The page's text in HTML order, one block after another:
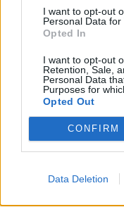
I want to opt-out
Personal Data for
Opted In
I want to opt-out
Retention, Sale,
Personal Data
Purposes for
Opted Out
CONFIRM
Data Deletion
MSZP: Orbán
Az MSZP szerint az
Közoktatás
Hoffmann: ez a
Az új köznevelési